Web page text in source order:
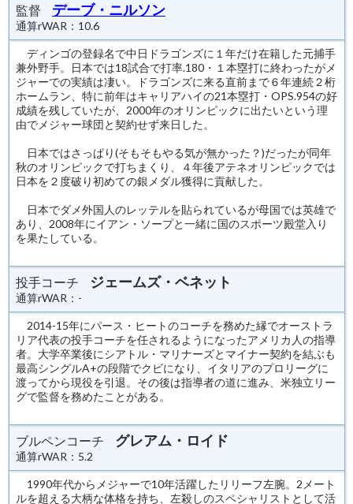
監督
デーブ・ニルソン
通算rWAR：10.6
ディンゴの登録名で中日ドラゴンズに１年だけ在籍した元捕手
兼外野手。日本では18試合で打率.180・１本塁打に終わったがメ
ジャーでの実績は凄い。ドラゴンズに来る直前まで６年連続２桁
ホームラン、特に前年はキャリアハイの21本塁打・OPS.954の好
成績を残していたが、2000年のオリンピックに出たいという理
由でメジャー球団と契約せず来日した。
日本ではさっぱり(そもそもやる気が無かった？)だったが同年
秋のオリンピックで打ちまくり、４年後アテネオリンピックでは
日本を２度破り初めての銀メダル獲得に貢献した。
日本でダメ外国人のレッテルを貼られているが母国では英雄で
あり、2008年にイアン・ソープと一緒に国のスポーツ殿堂入り
を果たしている。
投手コーチ ジェームズ・ベネット
通算rWAR：-
2014-15年にパース・ヒートのコーチを務めた縁でオーストラ
リア代表の投手コーチを任されるようになったアメリカ人の指導
者。大学卒業後にシアトル・マリナーズとマイナー契約を結ぶも
最高シングルA+の段階でクビになり、イタリアのプロリーグに
渡ってから現役を引退。その後は指導者の道に進み、米独立リー
グで監督を務めたことがある。
ブルペンコーチ グレアム・ロイド
通算rWAR：5.2
1990年代からメジャーで10年活躍したリリーフ左腕。2メート
ルを超える大柄な体格を持ち、左殺しのスペシャリストとして活